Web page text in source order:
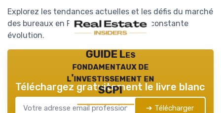
Explorez les tendances actuelles et les défis du marché
des bureaux en France, un secteur en constante
évolution.
GUIDE Les
fondamentaux de
l'investissement en
SCPI
Téléchargez gratuitement le livre blanc
➔ Télécharger